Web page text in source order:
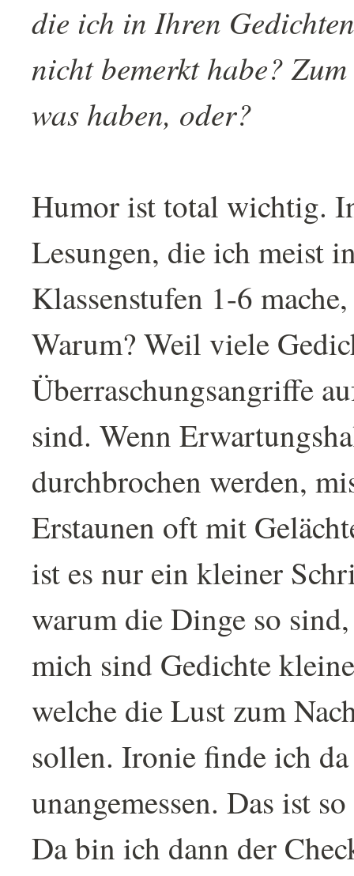
die ich in Ihren
nicht bemerkt habe?
was haben, oder?
Humor ist total wichtig.
Lesungen, die ich meist
Klassenstufen 1-6
Warum? Weil viele
Überraschungsangriffe
sind. Wenn
durchbrochen werden,
Erstaunen oft mit
ist es nur ein kleiner
warum die Dinge so
mich sind Gedichte
welche die Lust zum
sollen. Ironie finde ich
unangemessen. Das ist
Da bin ich dann der